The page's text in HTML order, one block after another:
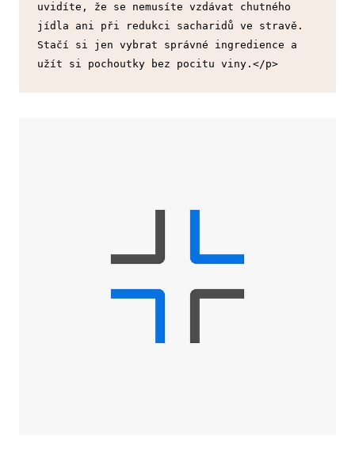
uvidíte, že se nemusíte vzdávat chutného
jídla ani při redukci sacharidů ve stravě.
Stačí si jen vybrat správné ingredience a
užít si pochoutky bez pocitu viny.</p>